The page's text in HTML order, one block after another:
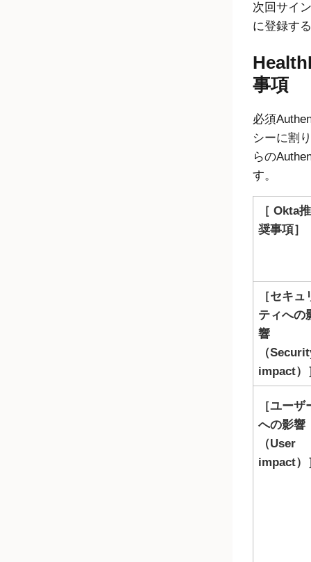
次回サイ
に登録す
事項
必須
シーに割
らの
す。
Okta推
奨事項
セキュ
ティへの
響
（
impact）
ユーザ
への影響
（User
impact）